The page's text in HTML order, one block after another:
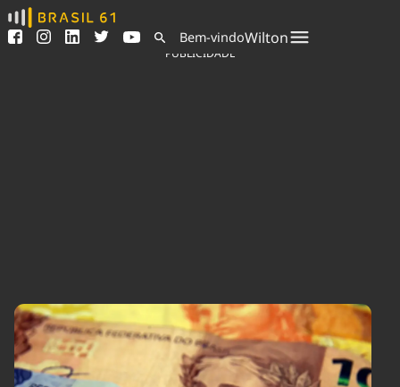
Ver todas as notícias
Podcasts
Indicadores
Agronegócios
Brasil
Brasil Mineral
Comportamento
Economia
Meio Ambiente
Podcast
Política
Bem-vindoWilton
PUBLICIDADE